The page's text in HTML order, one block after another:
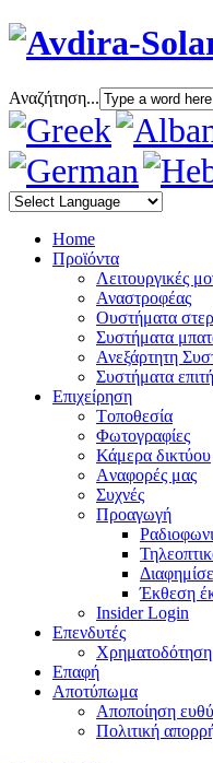
Αναζήτηση...
Home
Προϊόντα
Λειτουργικές
Αναστροφέας
Oυστήματα
Συστήματα
Ανεξάρτητη
Συστήματα
Επιχείρηση
Tοποθεσία
Φωτογραφίες
Κάμερα δικτύου
Aναφορές μας
Συχνές
Προαγωγή
Έκθεση
Insider Login
Επενδυτές
Χρηματοδότηση
Eπαφή
Αποτύπωμα
Αποποίηση
Πολιτική